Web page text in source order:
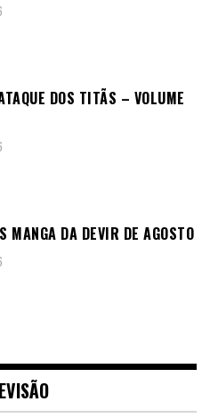
DOS TITÃS – VOLUME
MANGA DA DEVIR DE AGOSTO